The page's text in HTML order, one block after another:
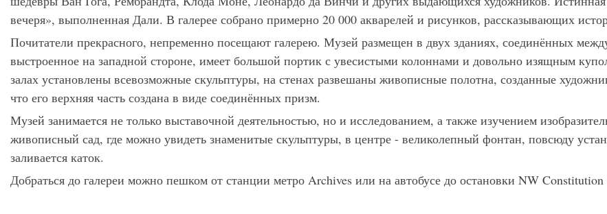
вечеря», выполненная Дали. В галерее собрано примерно 20 000 акварелей и рисунков, рассказывающих
Почитатели прекрасного, непременно посещают галерею. Музей размещен в двух зданиях, соединённых
выстроенное на западной стороне, имеет большой портик с увесистыми колоннами и довольно изящным
залах установлены всевозможные скульптуры, на стенах развешаны живописные полотна, созданные
что его верхняя часть создана в виде соединённых призм.
Музей занимается не только выставочной деятельностью, но и исследованием, а также изучением
живописный сад, где можно увидеть знаменитые скульптуры, в центре - великолепный фонтан, повсюду
заливается каток.
Добраться до галереи можно пешком от станции метро Archives или на автобусе до остановки NW